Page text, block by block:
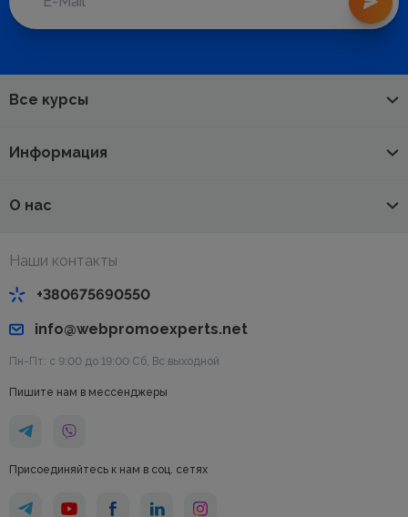
Все курсы
Информация
О нас
Наши контакты
+380675690550
info@webpromoexperts.net
Пн-Пт: с 9:00 до 19:00 Cб, Вс выходной
Пишите нам в мессенджеры
Присоединяйтесь к нам в соц. сетях